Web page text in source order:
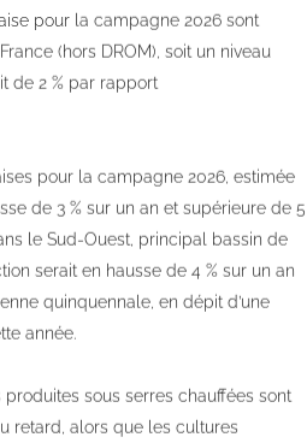
pour la campagne 2026 sont
(hors DROM), soit un niveau
de 2 % par rapport
pour la campagne 2026, estimée
de 3 % sur un an et supérieure de 5
le Sud-Ouest, principal bassin de
serait en hausse de 4 % sur un an
quinquennale, en dépit d’une
année.
sous serres chauffées sont
retard, alors que les cultures